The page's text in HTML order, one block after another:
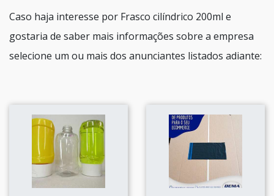
Caso haja interesse por Frasco cilíndrico 200ml e
gostaria de saber mais informações sobre a empresa
selecione um ou mais dos anunciantes listados adiante: